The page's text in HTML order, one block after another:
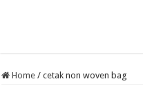
Home / cetak non woven bag